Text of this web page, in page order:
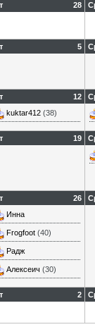
28
5
12
kuktar412 (38)
19
26
Инна
Frogfoot (40)
Радж
Алексеич (30)
2